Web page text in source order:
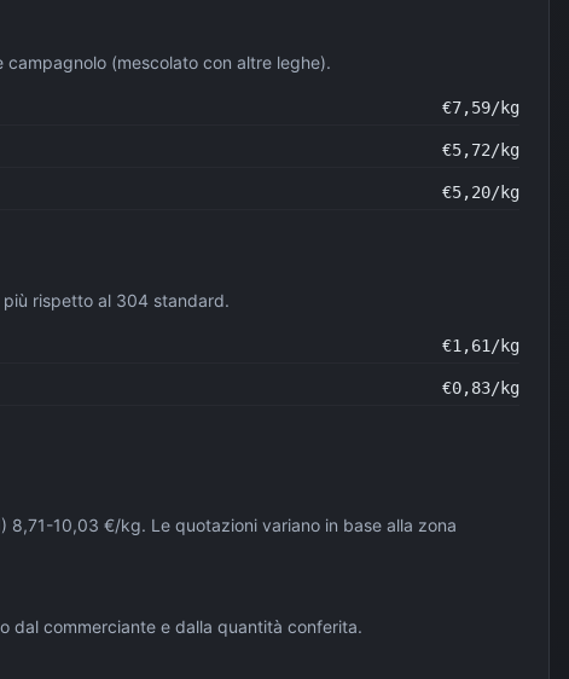
(mescolato con altre leghe).
€7,59/kg
€5,72/kg
€5,20/kg
rispetto al 304 standard.
€1,61 /kg
€0,83/kg
10,03 €/kg. Le quotazioni variano in base alla zona
dal commerciante e dalla quantità conferita.